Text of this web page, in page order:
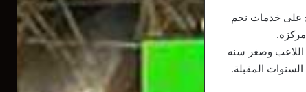
على خدمات نجم
اللاعب وصغر سنه
المقبلة.